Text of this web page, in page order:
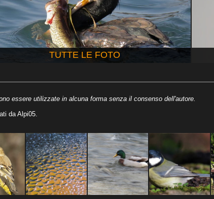
TUTTE LE FOTO
essere utilizzate in alcuna forma senza il consenso dell'autore.
da Alpi05.